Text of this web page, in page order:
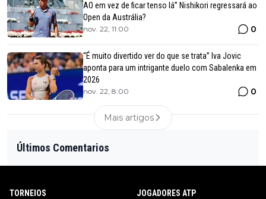
AO em vez de ficar tenso lá” Nishikori regressará ao
Open da Austrália?
nov. 22, 11:00 0
“É muito divertido ver do que se trata” Iva Jovic
aponta para um intrigante duelo com Sabalenka em
2026
nov. 22, 8:00 0
Mais artigos
Últimos Comentarios
TORNEIOS JOGADORES ATP